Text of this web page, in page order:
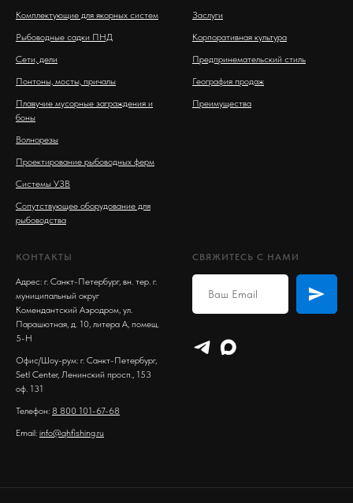
Комплектующие для якорных систем
Рыбоводные садки ПНД
Сети, дели
Понтоны, мосты, причалы
Плавучие мусорные заграждения и
боны
Волнорезы
Проектирование рыбоводных ферм
Системы УЗВ
Сопутствующее оборудование для
рыбоводства
Заслуги
Корпоративная культура
Предпринемательский стиль
География продаж
Преимущества
КОНТАКТЫ
Адрес: г. Санкт-Петербург, вн. тер. г.
муниципальный округ
Комендантский Аэродром, ул.
Парашютная, д. 10, литера А, помещ.
5-Н
Офис/Шоу-рум: г. Санкт-Петербург,
Setl Center, Ленинский просп., 153
оф. 131
Телефон: 8 800 101-67-68
Email: info@qhfishing.ru
СВЯЖИТЕСЬ С НАМИ